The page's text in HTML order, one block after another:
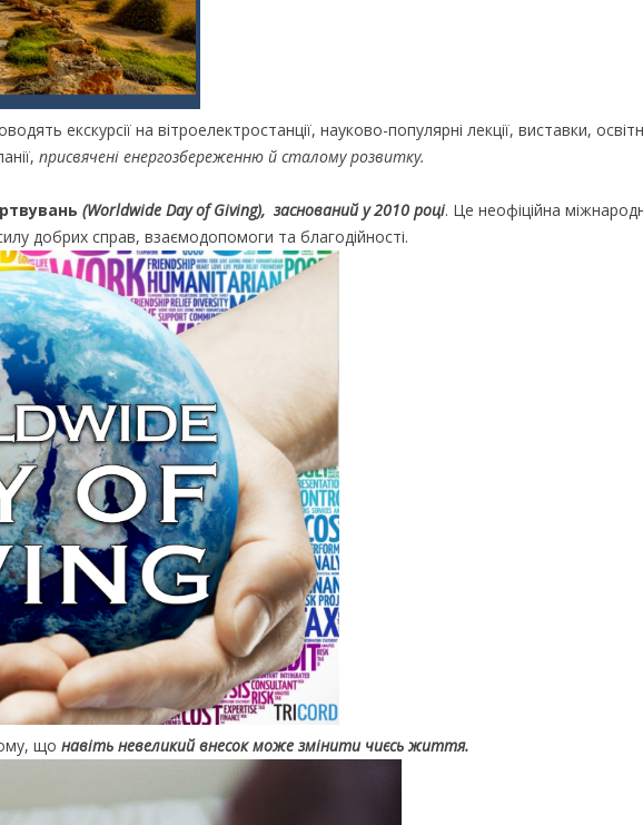
екскурсії на вітроелектростанції, науково-популярні лекції, виставки,
присвячені енергозбереженню й сталому розвитку.
(Worldwide Day of Giving), заснований у 2010 році. Це неофіційна
добрих справ, взаємодопомоги та благодійності.
що навіть невеликий внесок може змінити чиєсь життя.